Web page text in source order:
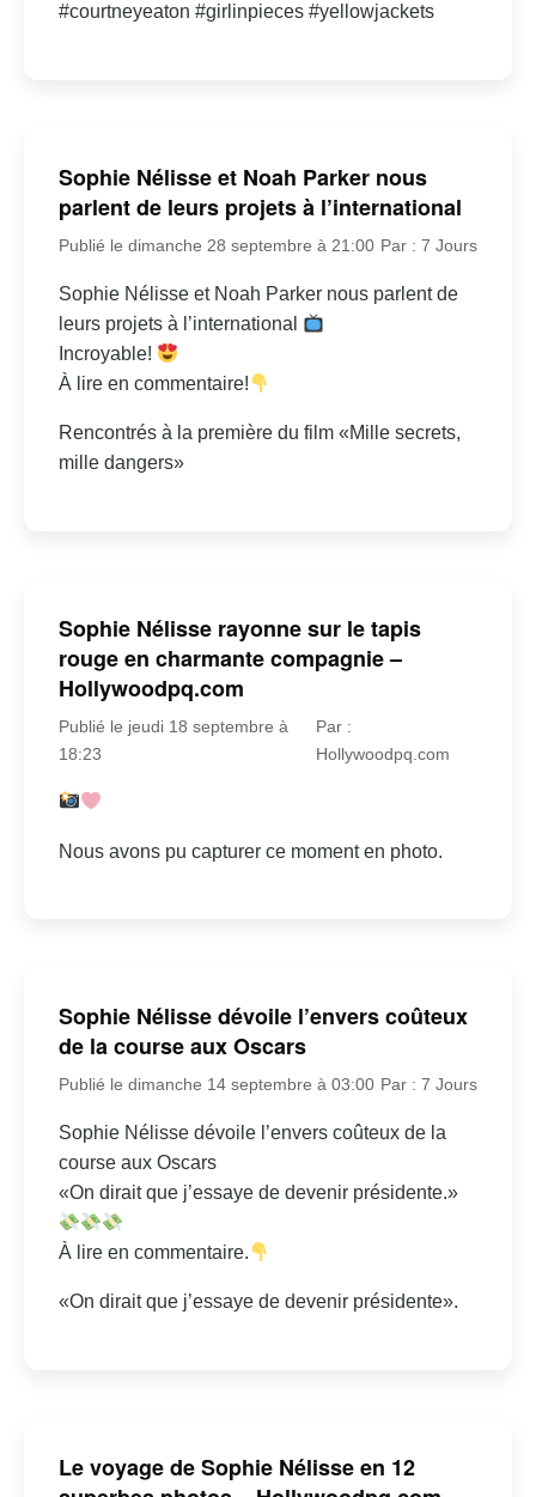
#courtneyeaton #girlinpieces #yellowjackets
Sophie Nélisse et Noah Parker nous
parlent de leurs projets à l’international
Publié le dimanche 28 septembre à 21:00 Par : 7 Jours
Sophie Nélisse et Noah Parker nous parlent de
leurs projets à l’international
Incroyable!
À lire en commentaire!
Rencontrés à la première du film «Mille secrets,
mille dangers»
Sophie Nélisse rayonne sur le tapis
rouge en charmante compagnie –
Hollywoodpq.com
Publié le jeudi 18 septembre à
18:23
Par :
Hollywoodpq.com
Nous avons pu capturer ce moment en photo.
Sophie Nélisse dévoile l’envers coûteux
de la course aux Oscars
Publié le dimanche 14 septembre à 03:00 Par : 7 Jours
Sophie Nélisse dévoile l’envers coûteux de la
course aux Oscars
«On dirait que j’essaye de devenir présidente.»
À lire en commentaire.
«On dirait que j’essaye de devenir présidente».
Le voyage de Sophie Nélisse en 12